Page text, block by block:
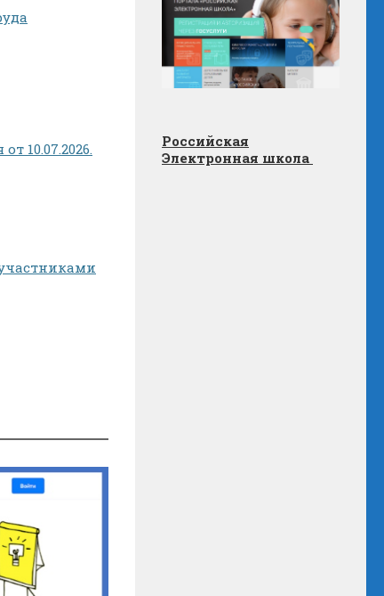
10.07.2026.
Российская
Электронная школа